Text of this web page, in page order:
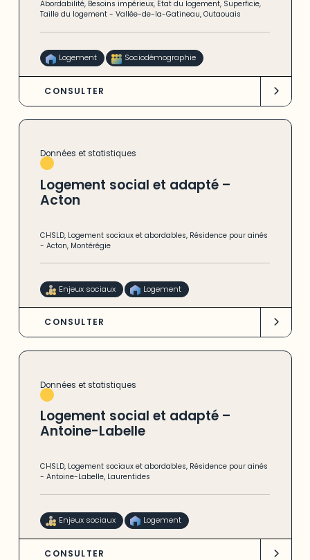
Abordabilité, Besoins impérieux, État du logement, Superficie,
Taille du logement -Vallée-de-la-Gatineau,Outaouais
Logement Sociodémographie
CONSULTER
Données et statistiques
Logement social et adapté –
Acton
CHSLD, Logement sociaux et abordables, Résidence pour ainés
-Acton, Montérégie
Enjeux sociaux Logement
CONSULTER
Données et statistiques
Logement social et adapté –
Antoine-Labelle
CHSLD, Logement sociaux et abordables, Résidence pour ainés
-Antoine-Labelle, Laurentides
Enjeux sociaux Logement
CONSULTER